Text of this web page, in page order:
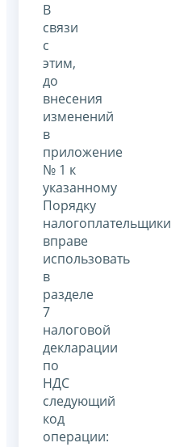
В
связи
с
этим,
до
внесения
изменений
в
приложение
№ 1 к
указанному
Порядку
налогоплательщики
вправе
использовать
в
разделе
7
налоговой
декларации
по
НДС
следующий
код
операции: